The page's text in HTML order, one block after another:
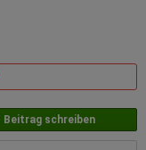
Beitrag schreiben